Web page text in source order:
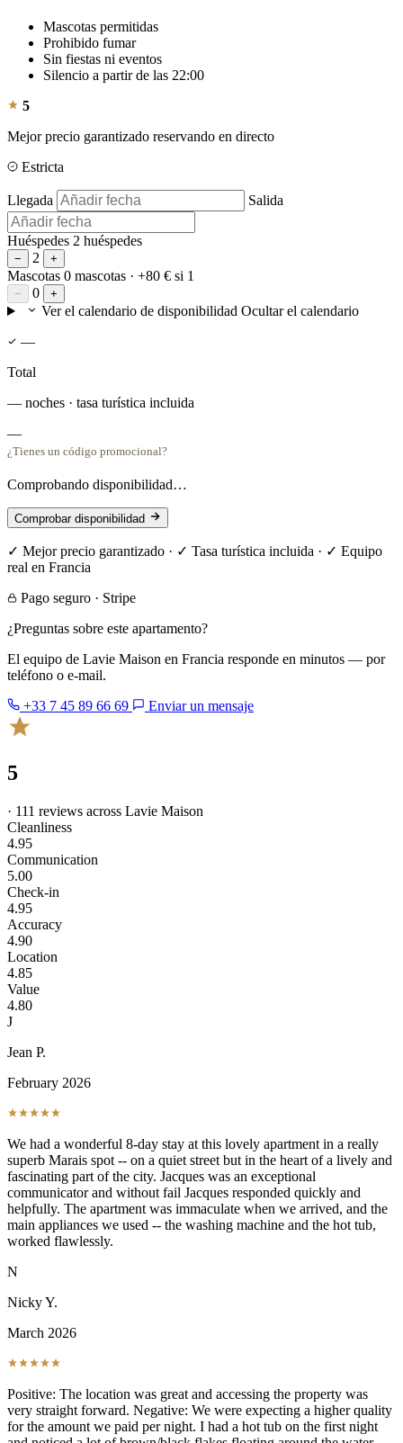
Mascotas permitidas
Prohibido fumar
Sin fiestas ni eventos
Silencio a partir de las 22:00
5
Mejor precio garantizado reservando en directo
Estricta
Llegada Salida
Huéspedes 2 huéspedes
− 2 +
Mascotas 0 mascotas · +80 € si 1
− 0 +
Ver el calendario de disponibilidad Ocultar el calendario
—
Total
— noches · tasa turística incluida
—
¿Tienes un código promocional?
Comprobando disponibilidad…
Comprobar disponibilidad
✓ Mejor precio garantizado · ✓ Tasa turística incluida · ✓ Equipo
real en Francia
Pago seguro · Stripe
¿Preguntas sobre este apartamento?
El equipo de Lavie Maison en Francia responde en minutos — por
teléfono o e-mail.
+33 7 45 89 66 69
Enviar un mensaje
5
· 111 reviews across Lavie Maison
Cleanliness
4.95
Communication
5.00
Check-in
4.95
Accuracy
4.90
Location
4.85
Value
4.80
J
Jean P.
February 2026
We had a wonderful 8-day stay at this lovely apartment in a really
superb Marais spot -- on a quiet street but in the heart of a lively and
fascinating part of the city. Jacques was an exceptional
communicator and without fail Jacques responded quickly and
helpfully. The apartment was immaculate when we arrived, and the
main appliances we used -- the washing machine and the hot tub,
worked flawlessly.
N
Nicky Y.
March 2026
Positive: The location was great and accessing the property was
very straight forward. Negative: We were expecting a higher quality
for the amount we paid per night. I had a hot tub on the first night